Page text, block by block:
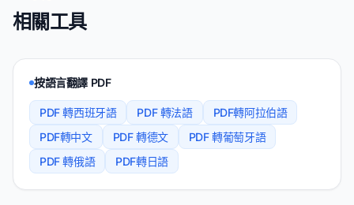
相關工具
按語言翻譯 PDF
PDF 轉西班牙語 PDF 轉法語
PDF轉阿拉伯語
PDF轉中文
PDF 轉德文
PDF 轉葡萄牙語
PDF 轉俄語
PDF轉日語